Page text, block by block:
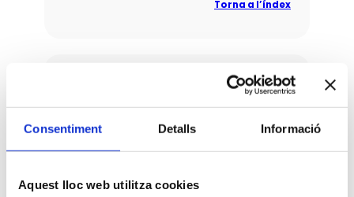
Consentiment Detalls Informació
Aquest lloc web utilitza cookies
Torna a l’índex
Jornada de reflexió sobre el nou rol
de la dona rural
Espais de reflexió i sensibilització, per compartir
la nova economia en l’entorn rural, l’esperit
als temps actuals.